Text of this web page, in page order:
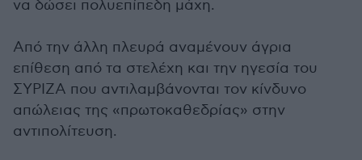
να δώσει πολυεπίπεδη μάχη.
Από την άλλη πλευρά αναμένουν άγρια
επίθεση από τα στελέχη και την ηγεσία του
ΣΥΡΙΖΑ που αντιλαμβάνονται τον κίνδυνο
απώλειας της «πρωτοκαθεδρίας» στην
αντιπολίτευση.